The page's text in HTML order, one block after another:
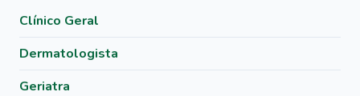
Clínico Geral
Dermatologista
Geriatra